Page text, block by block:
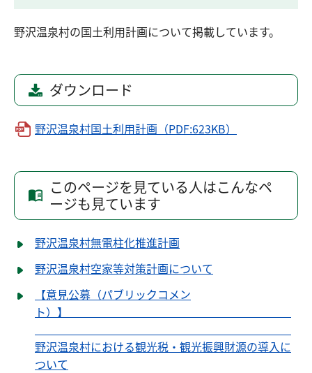
野沢温泉村の国土利用計画について掲載しています。
ダウンロード
野沢温泉村国土利用計画（PDF:623KB）
このページを見ている人はこんなペ
ージも見ています
野沢温泉村無電柱化推進計画
野沢温泉村空家等対策計画について
【意見公募（パブリックコメン
ト）】
野沢温泉村における観光税・観光振興財源の導入に
ついて